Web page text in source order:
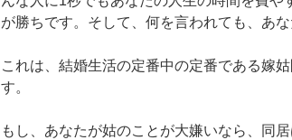
が勝ちです。そして、何を言われても、あ
これは、結婚生活の定番中の定番である嫁
す。
もし、あなたが姑のことが大嫌いなら、同